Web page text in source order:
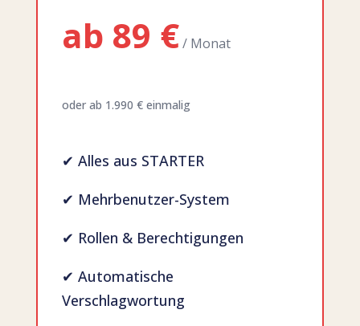
ab 89 €/ Monat
oder ab 1.990 € einmalig
✔ Alles aus STARTER
✔ Mehrbenutzer-System
✔ Rollen & Berechtigungen
✔ Automatische
Verschlagwortung